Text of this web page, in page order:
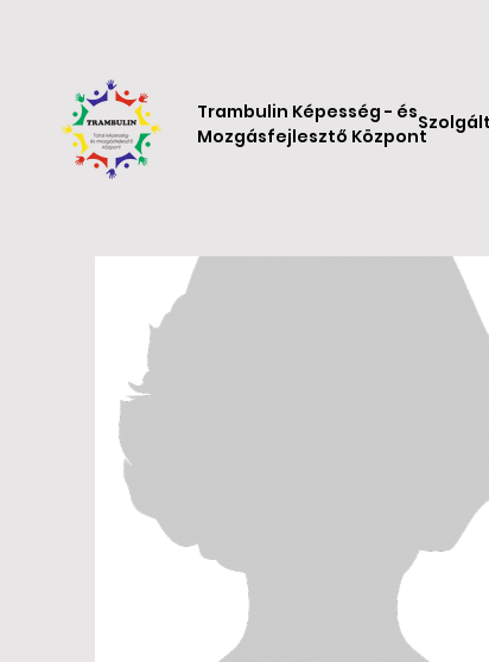
Trambulin Képesség - és
Mozgásfejlesztő Központ